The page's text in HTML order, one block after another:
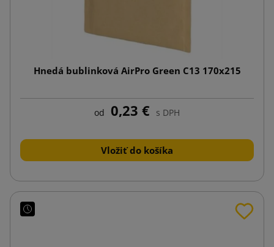
Hnedá bublinková AirPro Green C13 170x215
od 0,23 € s DPH
Vložiť do košíka